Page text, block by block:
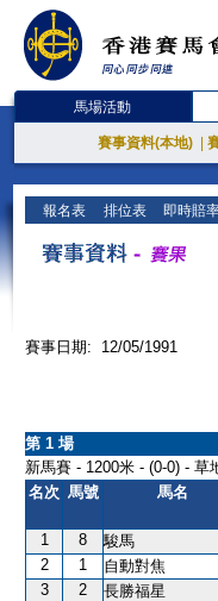
馬場活動
賽事資料(本地)
報名表 排位表 即時賠
賽事日期: 12/05/1991
第 1 場
新馬賽 - 1200米 - (0-0) -
名次 馬號 馬名
1 8 駿馬
2
1 自動對焦
3
2 長勝福星